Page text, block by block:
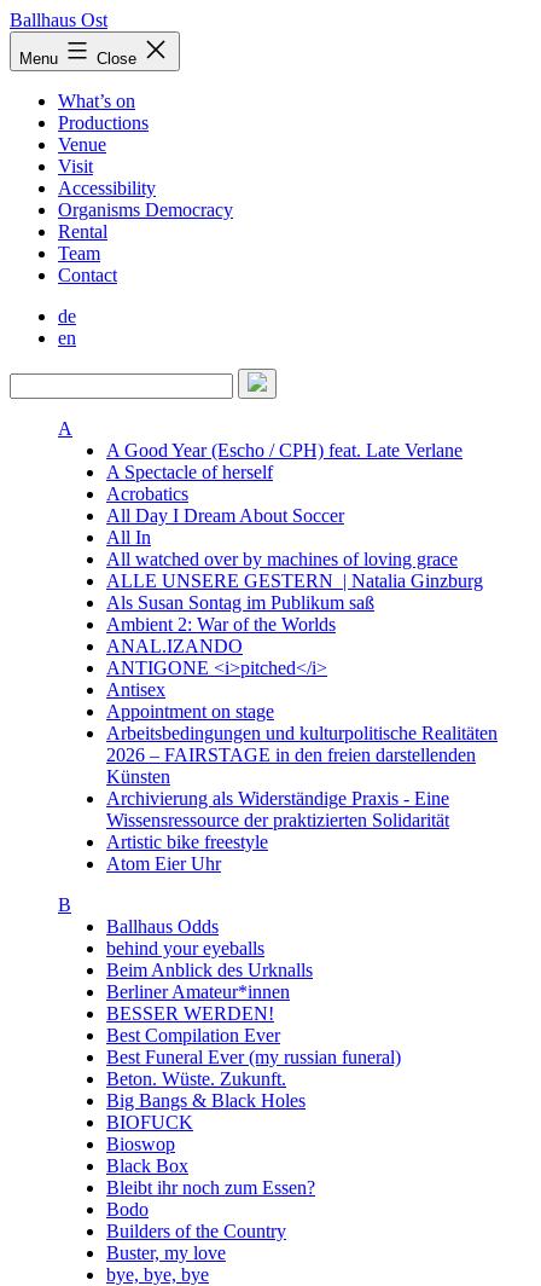
Skip
to
content
Ballhaus Ost
Ballhaus
Ost
Menu Close
What’s on
Productions
Venue
Visit
Accessibility
Organisms Democracy
Rental
Team
Contact
de
en
A
A Good Year (Escho / CPH) feat. Late Verlane
A Spectacle of herself
Acrobatics
All Day I Dream About Soccer
All In
All watched over by machines of loving grace
ALLE UNSERE GESTERN | Natalia Ginzburg
Als Susan Sontag im Publikum saß
Ambient 2: War of the Worlds
ANAL.IZANDO
ANTIGONE <i>pitched</i>
Antisex
Appointment on stage
Arbeitsbedingungen und kulturpolitische Realitäten
2026 – FAIRSTAGE in den freien darstellenden
Künsten
Archivierung als Widerständige Praxis - Eine
Wissensressource der praktizierten Solidarität
Artistic bike freestyle
Atom Eier Uhr
B
Ballhaus Odds
behind your eyeballs
Beim Anblick des Urknalls
Berliner Amateur*innen
BESSER WERDEN!
Best Compilation Ever
Best Funeral Ever (my russian funeral)
Beton. Wüste. Zukunft.
Big Bangs & Black Holes
BIOFUCK
Bioswop
Black Box
Bleibt ihr noch zum Essen?
Bodo
Builders of the Country
Buster, my love
bye, bye, bye